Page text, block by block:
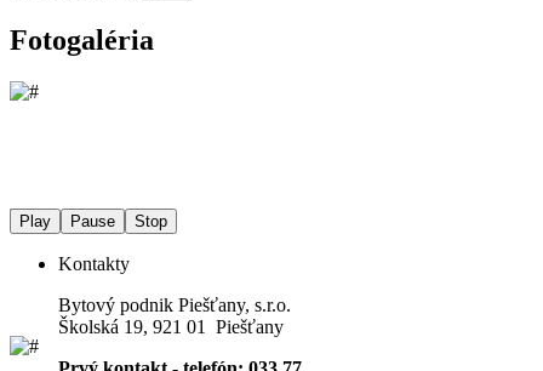
Fotogaléria
Play Pause Stop
Kontakty
Bytový podnik Piešťany, s.r.o.
Školská 19, 921 01 Piešťany